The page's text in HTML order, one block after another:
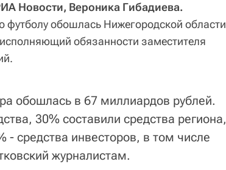
Новости, Вероника Гибадиева.
футболу обошлась Нижегородской области
обязанности заместителя
обошлась в 67 миллиардов рублей.
30% составили средства региона,
- средства инвесторов, в том числе
журналистам.